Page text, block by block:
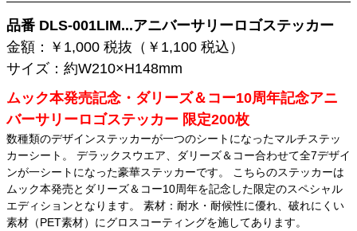
品番 DLS-001LIM...アニバーサリーロゴステッカー
金額：￥1,000 税抜（￥1,100 税込）
サイズ：約W210×H148mm
ムック本発売記念・ダリーズ＆コー10周年記念アニ
バーサリーロゴステッカー 限定200枚
数種類のデザインステッカーが一つのシートになったマルチステッ
カーシート。 デラックスウエア、ダリーズ＆コー合わせて全7デザイ
ンが一シートになった豪華ステッカーです。 こちらのステッカーは
ムック本発売とダリーズ＆コー10周年を記念した限定のスペシャル
エディションとなります。 素材：耐水・耐候性に優れ、破れにくい
素材（PET素材）にグロスコーティングを施してあります。